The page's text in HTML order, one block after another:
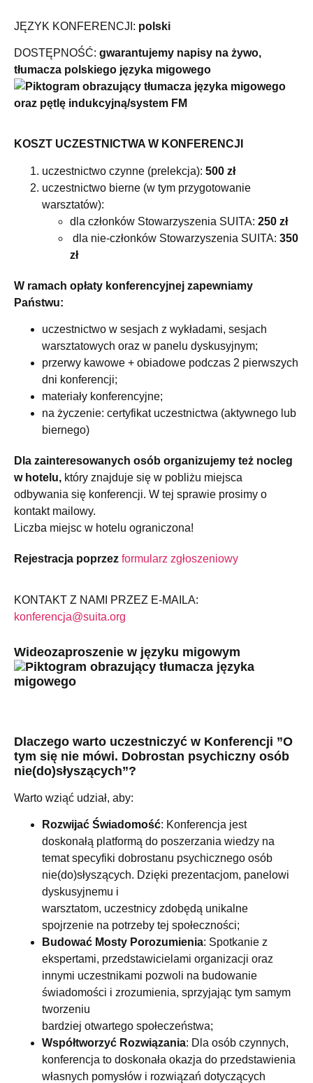
JĘZYK KONFERENCJI: polski
DOSTĘPNOŚĆ: gwarantujemy napisy na żywo,
tłumacza polskiego języka migowego
oraz pętlę indukcyjną/system FM
KOSZT UCZESTNICTWA W KONFERENCJI
uczestnictwo czynne (prelekcja): 500 zł
uczestnictwo bierne (w tym przygotowanie
warsztatów):
dla członków Stowarzyszenia SUITA: 250 zł
dla nie-członków Stowarzyszenia SUITA: 350
zł
W ramach opłaty konferencyjnej zapewniamy
Państwu:
uczestnictwo w sesjach z wykładami, sesjach
warsztatowych oraz w panelu dyskusyjnym;
przerwy kawowe + obiadowe podczas 2 pierwszych
dni konferencji;
materiały konferencyjne;
na życzenie: certyfikat uczestnictwa (aktywnego lub
biernego)
Dla zainteresowanych osób organizujemy też nocleg
w hotelu, który znajduje się w pobliżu miejsca
odbywania się konferencji. W tej sprawie prosimy o
kontakt mailowy.
Liczba miejsc w hotelu ograniczona!
Rejestracja poprzez formularz zgłoszeniowy
KONTAKT Z NAMI PRZEZ E-MAILA:
konferencja@suita.org
Wideozaproszenie w języku migowym
Dlaczego warto uczestniczyć w Konferencji ”O
tym się nie mówi. Dobrostan psychiczny osób
nie(do)słyszących”?
Warto wziąć udział, aby:
Rozwijać Świadomość: Konferencja jest
doskonałą platformą do poszerzania wiedzy na
temat specyfiki dobrostanu psychicznego osób
nie(do)słyszących. Dzięki prezentacjom, panelowi
dyskusyjnemu i
warsztatom, uczestnicy zdobędą unikalne
spojrzenie na potrzeby tej społeczności;
Budować Mosty Porozumienia: Spotkanie z
ekspertami, przedstawicielami organizacji oraz
innymi uczestnikami pozwoli na budowanie
świadomości i zrozumienia, sprzyjając tym samym
tworzeniu
bardziej otwartego społeczeństwa;
Współtworzyć Rozwiązania: Dla osób czynnych,
konferencja to doskonała okazja do przedstawienia
własnych pomysłów i rozwiązań dotyczących